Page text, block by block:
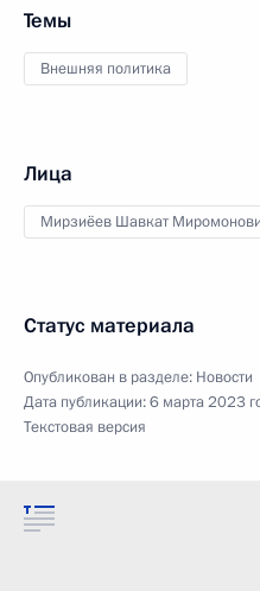
Темы
Внешняя политика
Лица
Мирзиёев Шавкат
Статус материала
Опубликован в разделе: Новости
Дата публикации:6 марта 2023
Текстовая версия